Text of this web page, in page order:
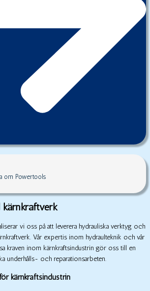
om Powertools
kärnkraftverk
vi oss på att leverera hydrauliska verktyg och
Vår expertis inom hydraulteknik och vår
kraven inom kärnkraftsindustrin gör oss till en
underhålls- och reparationsarbeten.
kärnkraftsindustrin